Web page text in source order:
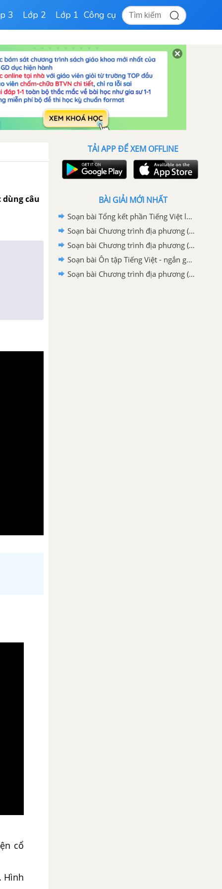
3 Lớp 2 Lớp 1 Công cụ
dùng câu
cổ
Hình
TẢI APP ĐỂ XEM OFFLINE
BÀI GIẢI MỚI NHẤT
Soạn bài Tổng kết phần Tiếng Việt lớp 6 tập 2 ngắn gọn nhất
Soạn bài Chương trình địa phương (phần Văn và Tập làm văn) lớp 6 tập 2 ngắn gọn nhất
Soạn bài Chương trình địa phương (Phần Văn và Tập làm văn) - ngắn gọn nhất
Soạn bài Ôn tập Tiếng Việt - ngắn gọn nhất
Soạn bài Chương trình địa phương (phần Tiếng Việt): Rèn luyện chính tả - ngắn gọn nhất